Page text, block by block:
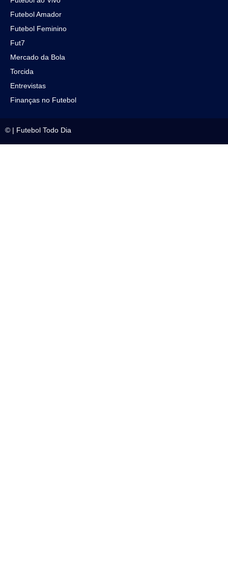
Futebol Amador
Futebol Feminino
Fut7
Mercado da Bola
Torcida
Entrevistas
Finanças no Futebol
© | Futebol Todo Dia